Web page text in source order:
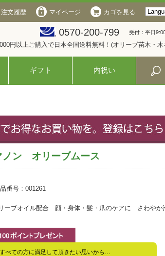
注文履歴 マイページ カゴを見る
0570-200-799 受付：平日
円以上ご購入で日本全国送料無料！(オリーブ苗木・木
ギフト 内祝い
ノン オリーブムース
番号：001261
ーブオイル配合 顔・身体・髪・爪のケアに さわやか
すべての方に満足して頂きたい思いから…